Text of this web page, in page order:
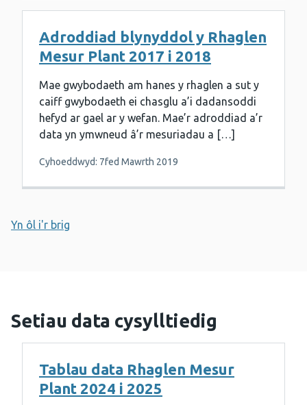
Adroddiad blynyddol y Rhaglen
Mesur Plant 2017 i 2018
Mae gwybodaeth am hanes y rhaglen a sut y
caiff gwybodaeth ei chasglu a’i dadansoddi
hefyd ar gael ar y wefan. Mae’r adroddiad a’r
data yn ymwneud â’r mesuriadau a […]
Cyhoeddwyd: 7fed Mawrth 2019
Yn ôl i'r brig
Setiau data cysylltiedig
Tablau data Rhaglen Mesur
Plant 2024 i 2025